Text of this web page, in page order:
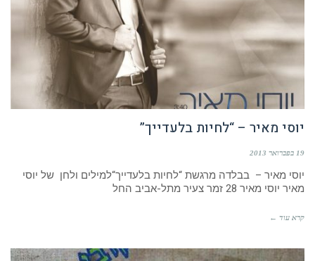
יוסי מאיר – “לחיות בלעדייך”
19 בפברואר 2013
יוסי מאיר – בבלדה מרגשת “לחיות בלעדייך“למילים ולחן של יוסי
מאיר יוסי מאיר 28 זמר צעיר מתל-אביב החל
קרא עוד ←